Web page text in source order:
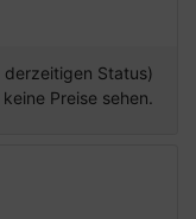
derzeitigen Status)
keine Preise sehen.